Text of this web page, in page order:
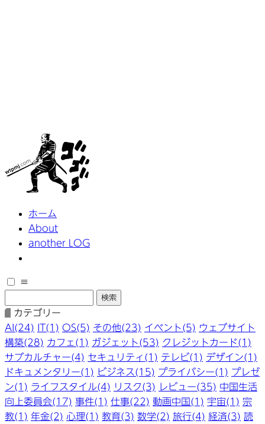
ホーム
About
another LOG
≡
カテゴリー
AI(24)
IT(1) OS(5) その他(23) イベント(5) ウェブサイト
構築(28) カフェ(1) ガジェット(53) クレジットカード(1)
サブカルチャー(4) セキュリティ(1) テレビ(1) デザイン(1)
ドキュメンタリー(1) ビジネス(15) プライバシー(1) プレゼ
ン(1) ライフスタイル(4) リスク(3) レビュー(35) 中国生活
向上委員会(17) 事件(1) 仕事(22) 動画中国(1) 宇宙(1) 宗
教(1) 年金(2) 心理(1) 教育(3) 数学(2) 旅行(4) 経済(3) 読